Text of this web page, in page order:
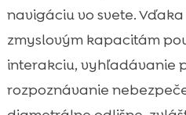
navigáciu vo svete.
zmyslovým kapacitám
interakciu, vyhľadávanie
rozpoznávanie